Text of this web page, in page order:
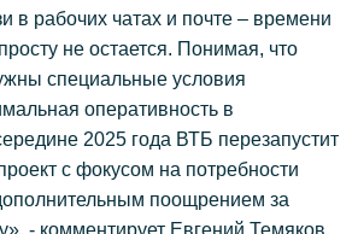
в рабочих чатах и почте – времени
не остается. Понимая, что
специальные условия
оперативность в
2025 года ВТБ перезапустит
с фокусом на потребности
поощрением за
- комментирует Евгений Темяков,